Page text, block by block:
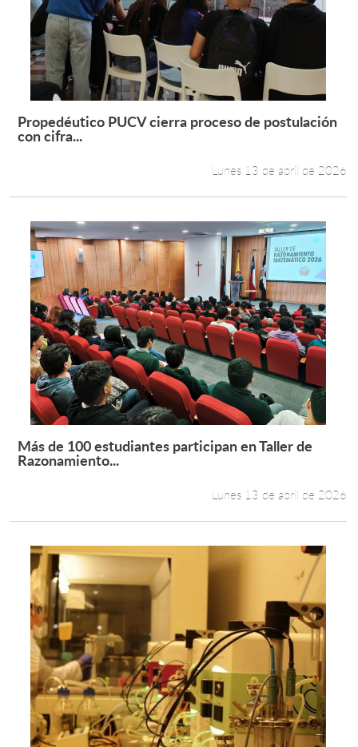
Leer más +
Propedéutico PUCV cierra proceso de postulación
con cifra...
Lunes 13 de abril de 2026
Leer más +
Más de 100 estudiantes participan en Taller de
Razonamiento...
Lunes 13 de abril de 2026